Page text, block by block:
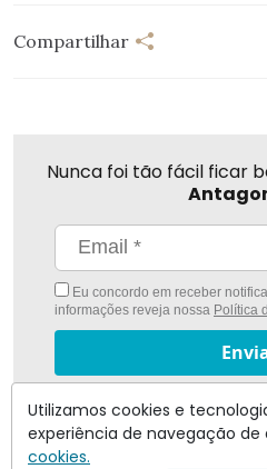
Compartilhar
Nunca foi tão fácil ficar
Eu concordo em receber
informações reveja nossa Política
Inscreva-se
Utilizamos cookies e
experiência de navegação
cookies.